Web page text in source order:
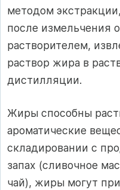
методом
после измельчения
растворителем,
раствор жира в
дистилляции.
Жиры способны
ароматические
складировании с
запах (сливочное
чай), жиры могут